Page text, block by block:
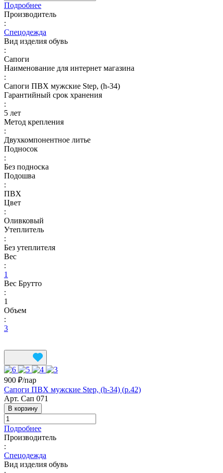
Подробнее
Производитель
:
Спецодежда
Вид изделия обувь
:
Сапоги
Наименование для интернет магазина
:
Сапоги ПВХ мужские Step, (h-34)
Гарантийный срок хранения
:
5 лет
Метод крепления
:
Двухкомпонентное литье
Подносок
:
Без подноска
Подошва
:
ПВХ
Цвет
:
Оливковый
Утеплитель
:
Без утеплителя
Вес
:
1
Вес Брутто
:
1
Объем
:
3
900 ₽/пар
Сапоги ПВХ мужские Step, (h-34) (р.42)
Арт. Сап 071
В корзину
Подробнее
Производитель
:
Спецодежда
Вид изделия обувь